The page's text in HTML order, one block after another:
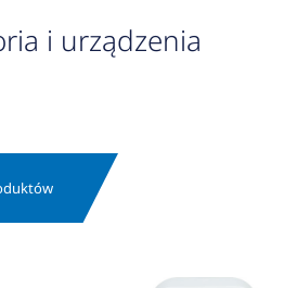
i urządzenia